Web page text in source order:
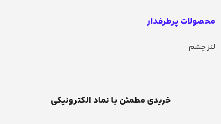
محصولات پرطرفدار
لنز چشم
خریدی مطمئن با نماد الکترونیکی